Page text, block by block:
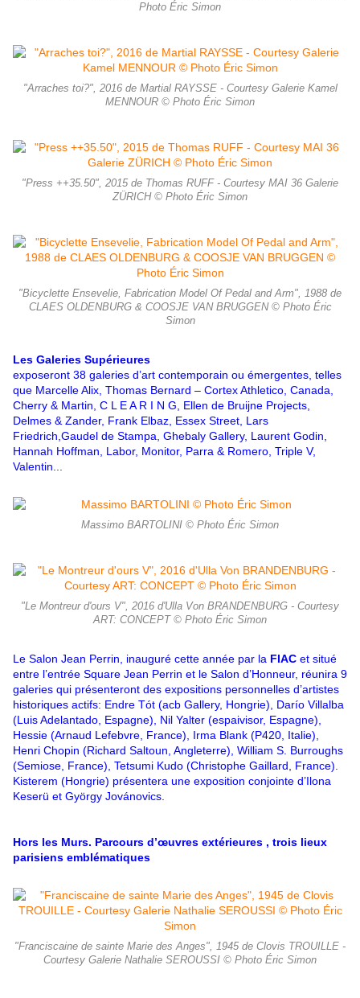
Photo Éric Simon
"Arraches toi?", 2016 de Martial RAYSSE - Courtesy Galerie Kamel
MENNOUR © Photo Éric Simon
"Press ++35.50", 2015 de Thomas RUFF - Courtesy MAI 36 Galerie
ZÜRICH © Photo Éric Simon
"Bicyclette Ensevelie, Fabrication Model Of Pedal and Arm", 1988 de
CLAES OLDENBURG & COOSJE VAN BRUGGEN © Photo Éric
Simon
Les Galeries Supérieures
exposeront 38 galeries d’art contemporain ou émergentes, telles
que MarcelleAlix, Thomas Bernard – Cortex Athletico, Canada,
Cherry & Martin, C L E A R I N G, Ellen de Bruijne Projects,
Delmes & Zander, Frank Elbaz, Essex Street, Lars
Friedrich,Gaudel de Stampa, Ghebaly Gallery, Laurent Godin,
Hannah Hoffman,
Labor, Monitor, Parra & Romero, Triple V,
Valentin...
Massimo BARTOLINI © Photo Éric Simon
"Le Montreur d'ours V", 2016 d'Ulla Von BRANDENBURG - Courtesy
ART: CONCEPT © Photo Éric Simon
Le Salon Jean Perrin, inauguré cette année par la FIAC et situé
entre l’entrée Square Jean Perrin et le Salon d’Honneur, réunira 9
galeries qui présenteront des expositions personnelles d’artistes
historiques actifs: Endre Tót (acb Gallery, Hongrie), Darío Villalba
(Luis Adelantado, Espagne), Nil Yalter (espaivisor, Espagne),
Hessie (Arnaud Lefebvre, France), Irma Blank (P420, Italie),
Henri Chopin (Richard Saltoun, Angleterre), William S. Burroughs
(Semiose, France), Tetsumi Kudo (Christophe Gaillard, France).
Kisterem (Hongrie) présentera une exposition conjointe d’Ilona
Keserü et György Jovánovics.
Hors les Murs. Parcours d’œuvres extérieures , trois lieux
parisiens emblématiques
"Franciscaine de sainte Marie des Anges", 1945 de Clovis TROUILLE -
Courtesy Galerie Nathalie SEROUSSI © Photo Éric Simon